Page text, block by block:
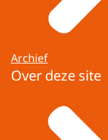
Archief
Over deze site